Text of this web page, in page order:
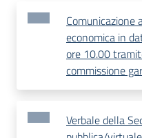
Comunicazione
economica in
ore 10.00
commissione
Verbale della